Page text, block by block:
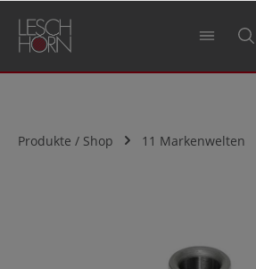
springen
Produkte / Shop 11 Markenwelten